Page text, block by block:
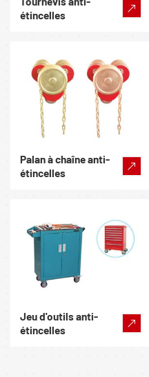
étincelles
Palan à chaîne anti-
étincelles
Jeu d'outils anti-
étincelles